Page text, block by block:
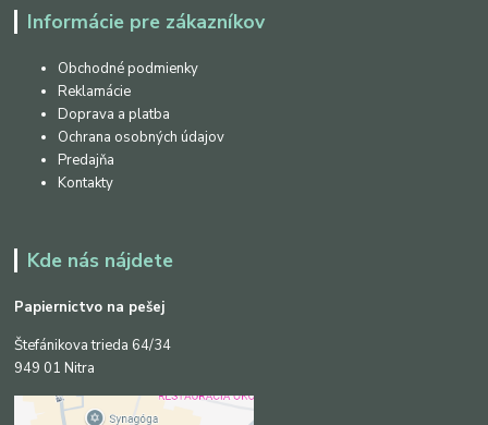
Informácie pre zákazníkov
Obchodné podmienky
Reklamácie
Doprava a platba
Ochrana osobných údajov
Predajňa
Kontakty
Kde nás nájdete
Papiernictvo na pešej
Štefánikova trieda 64/34
949 01 Nitra